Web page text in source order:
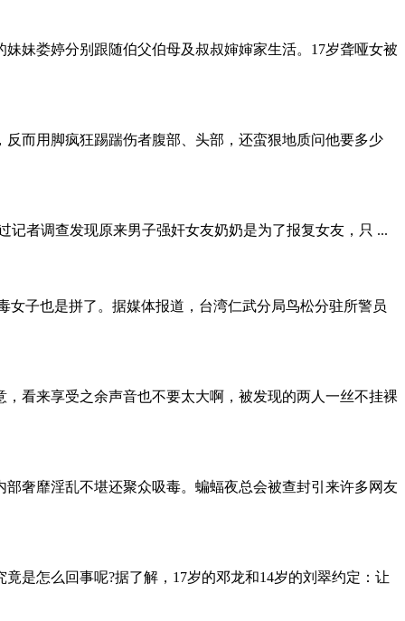
妹娄婷分别跟随伯父伯母及叔叔婶婶家生活。17岁聋哑女被
用脚疯狂踢踹伤者腹部、头部，还蛮狠地质问他要多少
者调查发现原来男子强奸女友奶奶是为了报复女友，只 ...
子也是拼了。据媒体报道，台湾仁武分局鸟松分驻所警员
看来享受之余声音也不要太大啊，被发现的两人一丝不挂裸
奢靡淫乱不堪还聚众吸毒。蝙蝠夜总会被查封引来许多网友
怎么回事呢?据了解，17岁的邓龙和14岁的刘翠约定：让